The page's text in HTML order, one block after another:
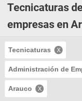
Tecnicaturas
empresas en
Tecnicaturas
Administración de
Arauco